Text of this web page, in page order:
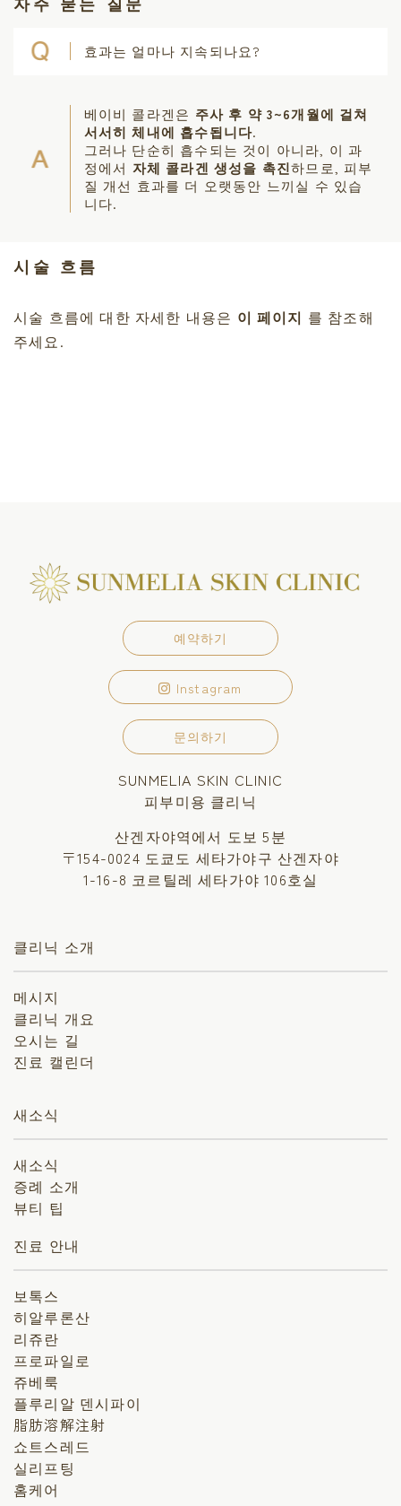
효과는 얼마나 지속되나요?
베이비 콜라겐은 주사 후 약 3~6개월에 걸쳐
서서히 체내에 흡수됩니다.
그러나 단순히 흡수되는 것이 아니라, 이 과
정에서 자체 콜라겐 생성을 촉진하므로, 피부
질 개선 효과를 더 오랫동안 느끼실 수 있습
니다.
시술 흐름
시술 흐름에 대한 자세한 내용은 이 페이지 를 참조해
주세요.
예약하기
Instagram
문의하기
SUNMELIA SKIN CLINIC
피부미용 클리닉
산겐자야역에서 도보 5분
〒154-0024 도쿄도 세타가야구 산겐자야
1-16-8 코르틸레 세타가야 106호실
클리닉 소개
메시지
클리닉 개요
오시는 길
진료 캘린더
새소식
새소식
증례 소개
뷰티 팁
진료 안내
보톡스
히알루론산
리쥬란
프로파일로
쥬베룩
플루리알 덴시파이
脂肪溶解注射
쇼트스레드
실리프팅
홈케어